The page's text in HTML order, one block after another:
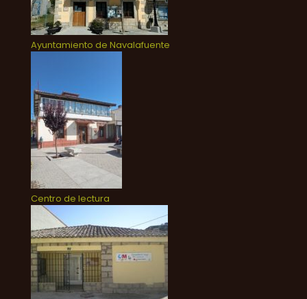
Ayuntamiento de Navalafuente
Centro de lectura